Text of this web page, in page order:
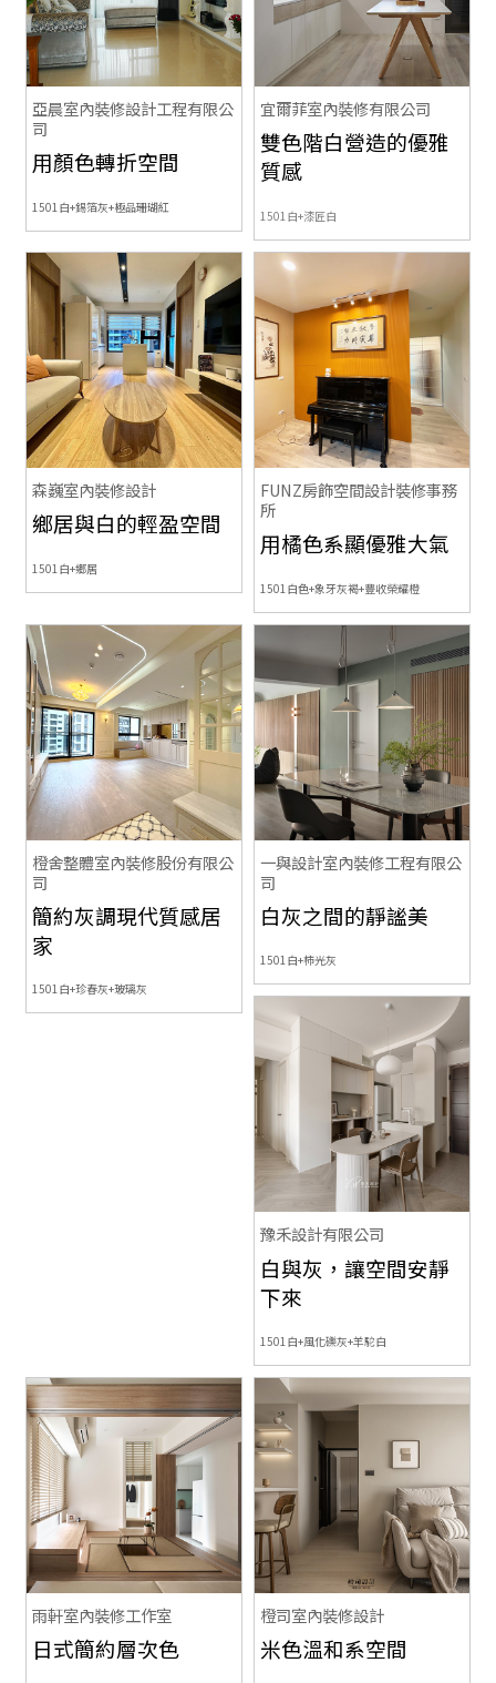
亞晨室內裝修設計工程有限公
司
用顏色轉折空間
1501白+錫箔灰+極品珊瑚紅
宜爾菲室內裝修有限公司
雙色階白營造的優雅
質感
1501白+漆匠白
森巍室內裝修設計
鄉居與白的輕盈空間
1501白+鄉居
FUNZ房飾空間設計裝修事務
所
用橘色系顯優雅大氣
1501白色+象牙灰褐+豐收榮耀橙
橙舍整體室內裝修股份有限公
司
簡約灰調現代質感居
家
1501白+珍春灰+玻璃灰
一與設計室內裝修工程有限公
司
白灰之間的靜謐美
1501白+柿光灰
豫禾設計有限公司
白與灰，讓空間安靜
下來
1501白+風化礫灰+羊駝白
雨軒室內裝修工作室
日式簡約層次色
橙司室內裝修設計
米色溫和系空間